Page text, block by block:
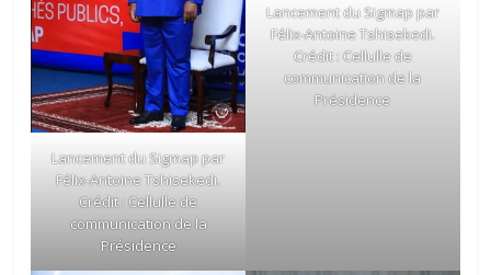
Lancement du Sigmap par
Félix-Antoine Tshisekedi.
Crédit : Cellulle de
communication de la
Présidence
Lancement du Sigmap par
Félix-Antoine Tshisekedi.
Crédit : Cellulle de
communication de la
Présidence